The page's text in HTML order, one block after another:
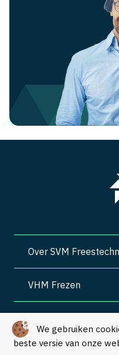
We gebruiken
beste versie van onze
Over SVM
VHM Frezen
Algemene